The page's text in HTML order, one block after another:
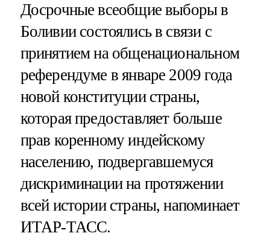
Досрочные всеобщие выборы в
Боливии состоялись в связи с
принятием на общенациональном
референдуме в январе 2009 года
новой конституции страны,
которая предоставляет больше
прав коренному индейскому
населению, подвергавшемуся
дискриминации на протяжении
всей истории страны, напоминает
ИТАР-ТАСС.